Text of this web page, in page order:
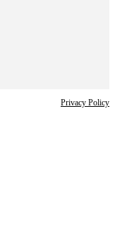
Privacy Policy